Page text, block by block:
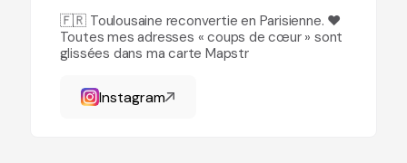
🇫🇷 Toulousaine reconvertie en Parisienne. ♥️
Toutes mes adresses « coups de cœur » sont
glissées dans ma carte Mapstr
Instagram